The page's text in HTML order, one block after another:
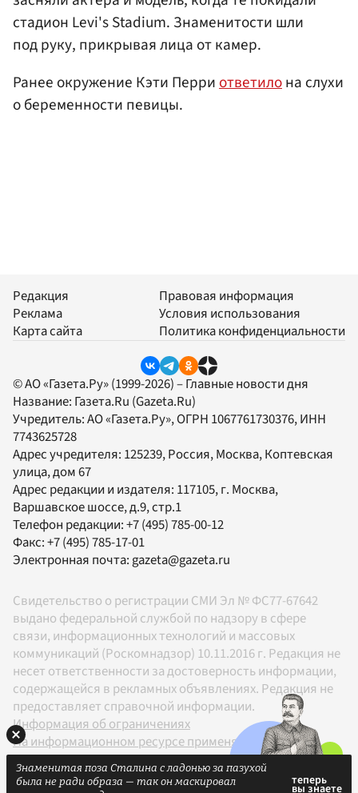
стадион Levi's Stadium. Знаменитости шли
под руку, прикрывая лица от камер.
Ранее окружение Кэти Перриответилона слухи
о беременности певицы.
Редакция
Реклама
Карта сайта
Правовая информация
Условия использования
Политика конфиденциальности
© АО «Газета.Ру» (1999-2026) – Главные новости дня
Название: Газета.Ru (Gazeta.Ru)
Учредитель:АО «Газета.Ру», ОГРН 1067761730376, ИНН
7743625728
Адрес учредителя: 125239, Россия, Москва, Коптевская
улица, дом 67
Адрес редакции и издателя: 117105, г. Москва,
Варшавское шоссе, д.9, стр.1
Телефон редакции:+7 (495) 785-00-12
Факс:+7 (495) 785-17-01
Электронная почта:gazeta@gazeta.ru
Свидетельство о регистрации СМИ Эл № ФС77-67642
выдано федеральной службой по надзору в сфере
связи, информационных технологий и массовых
коммуникаций (Роскомнадзор) 10.11.2016 г. Редакция не
несет ответственности за достоверность информации,
содержащейся в рекламных объявлениях. Редакция не
предоставляет справочной информации.
Информация об ограничениях
На информационном ресурсе применяются
рекомендательные технологии в соответствии с
Правилами
Знаменитая поза Сталина с ладонью за пазухой
была не ради образа — так он маскировал